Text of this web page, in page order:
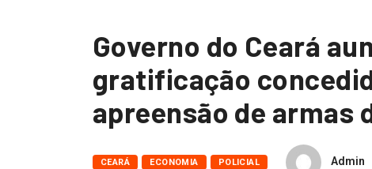
Governo do Ceará
gratificação
apreensão de armas
CEARÁ ECONOMIA POLICIAL Admin